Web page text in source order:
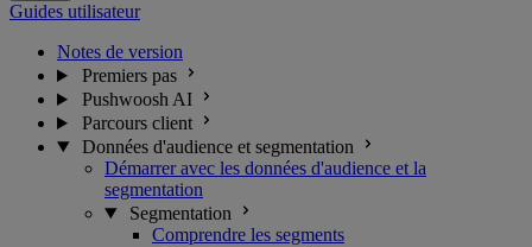
Guides utilisateur
Notes de version
Premiers pas
Pushwoosh AI
Parcours client
Données d'audience et segmentation
Démarrer avec les données d'audience et la
segmentation
Segmentation
Comprendre les segments